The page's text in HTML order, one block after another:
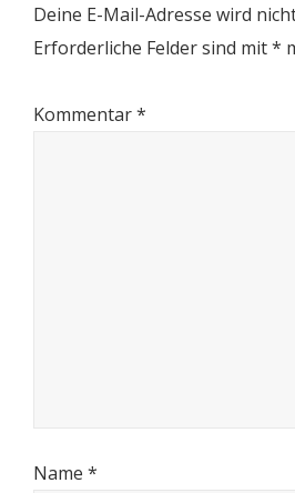
Deine E-Mail-Adresse wird
Erforderliche Felder sind mit*
Kommentar*
Name *